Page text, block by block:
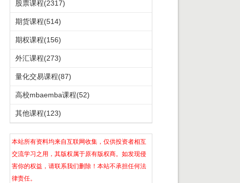
股票课程(2317)
期货课程(514)
期权课程(156)
外汇课程(273)
量化交易课程(87)
高校mbaemba课程(52)
其他课程(123)
本站所有资料均来自互联网收集，仅供投资者相互
交流学习之用，其版权属于原有版权商。如发现侵
害你的权益，请联系我们删除！本站不承担任何法
律责任。